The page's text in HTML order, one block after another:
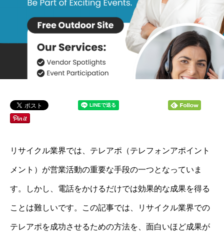
リサイクル業界では、テレアポ（テレフォンアポイント
メント）が営業活動の重要な手段の一つとなっていま
す。しかし、電話をかけるだけでは効果的な成果を得る
ことは難しいです。この記事では、リサイクル業界での
テレアポを成功させるための方法を、面白いほど成果が